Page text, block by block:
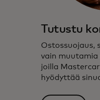
Tutustu
Ostossuojaus,
vain
joilla
hyödyttää